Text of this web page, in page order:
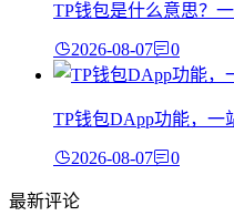
TP钱包是什么意思？
2026-08-07 0
TP钱包DApp功能，一
2026-08-07 0
最新评论